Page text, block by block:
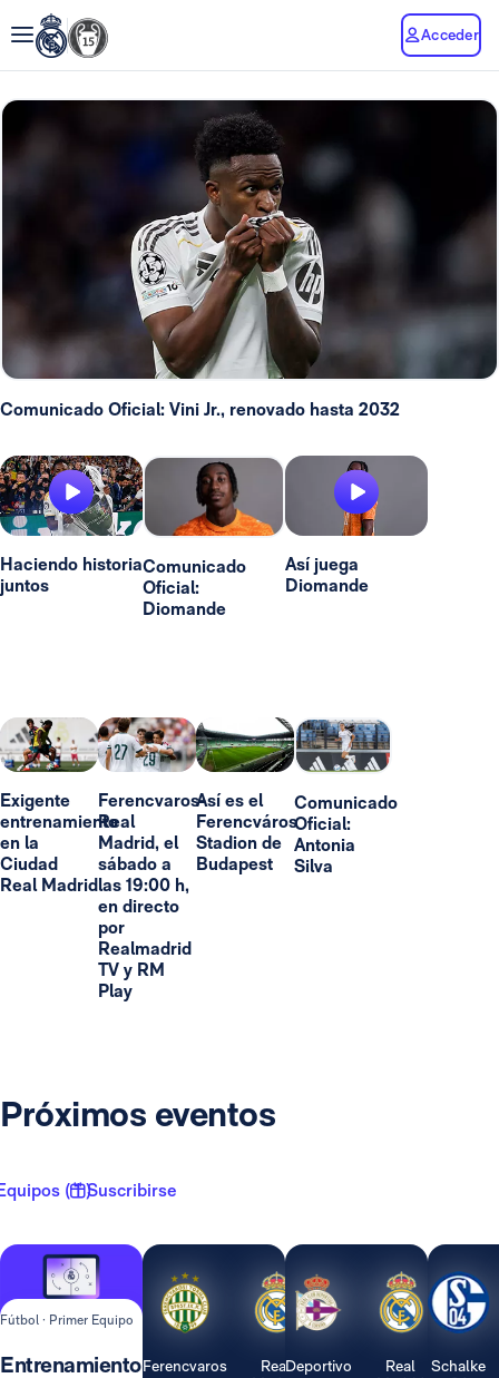
Acceder
Comunicado Oficial: Vini Jr., renovado hasta 2032
Haciendo historia
juntos
Comunicado
Oficial:
Diomande
Así juega
Diomande
Exigente
entrenamiento
en la
Ciudad
Real Madrid
Ferencvaros-
Real
Madrid, el
sábado a
las 19:00 h,
en directo
por
Realmadrid
TV y RM
Play
Así es el
Ferencváros
Stadion de
Budapest
Comunicado
Oficial:
Antonia
Silva
Próximos eventos
( 1 )Suscribirse
Fútbol · Primer Equipo
EntrenamientoFerencvaros
RealDeportivo
Real
Schalke